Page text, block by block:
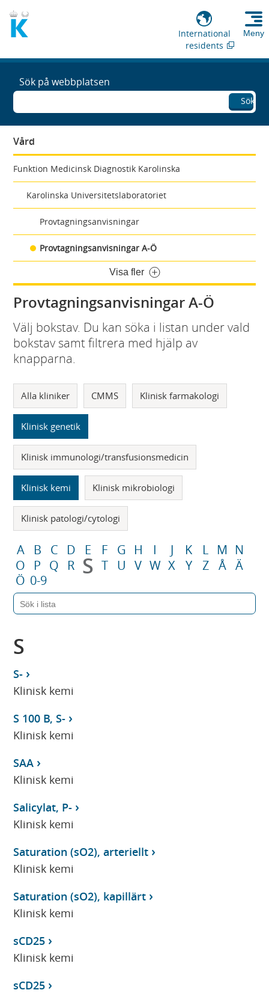
International
residents
Meny
Sök på webbplatsen
Sök
Vård
Funktion Medicinsk Diagnostik Karolinska
Karolinska Universitetslaboratoriet
Provtagningsanvisningar
Provtagningsanvisningar A-Ö
Visa fler
Provtagningsanvisningar A-Ö
Välj bokstav. Du kan söka i listan under vald
bokstav samt filtrera med hjälp av
knapparna.
Alla kliniker CMMS Klinisk farmakologi
Klinisk genetik
Klinisk immunologi/transfusionsmedicin
Klinisk kemi Klinisk mikrobiologi
Klinisk patologi/cytologi
A B C D E F G H I J K L M N
O
P Q R S T U V W X Y Z Å Ä
Ö 0-9
S
S-
Klinisk kemi
S 100 B, S-
Klinisk kemi
SAA
Klinisk kemi
Salicylat, P-
Klinisk kemi
Saturation (sO2), arteriellt
Klinisk kemi
Saturation (sO2), kapillärt
Klinisk kemi
sCD25
Klinisk kemi
sCD25